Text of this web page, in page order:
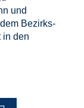
und
Bezirks-
in den